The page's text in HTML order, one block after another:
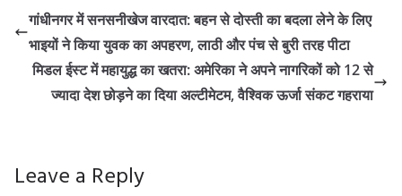
गांधीनगर में सनसनीखेज वारदात: बहन से दोस्ती का बदला लेने के लिए
भाइयों ने किया युवक का अपहरण, लाठी और पंच से बुरी तरह पीटा
मिडल ईस्ट में महायुद्ध का खतरा: अमेरिका ने अपने नागरिकों को 12 से
ज्यादा देश छोड़ने का दिया अल्टीमेटम, वैश्विक ऊर्जा संकट गहराया
Leave a Reply